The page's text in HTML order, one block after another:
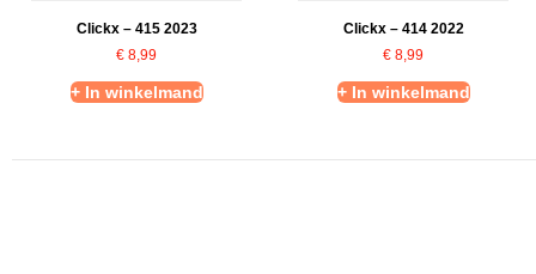
Clickx – 415 2023
€ 8,99
+ In winkelmand
Clickx – 414 2022
€ 8,99
+ In winkelmand